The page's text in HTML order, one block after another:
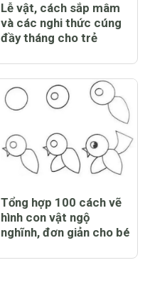
Lễ vật, cách sắp mâm
và các nghi thức cúng
đầy tháng cho trẻ
Tổng hợp 100 cách vẽ
hình con vật ngộ
nghĩnh, đơn giản cho bé